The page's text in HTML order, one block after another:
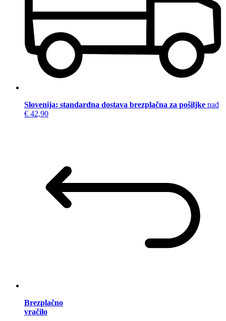
Slovenija: standardna dostava brezplačna za pošiljke nad
€ 42,90
Brezplačno
vračilo